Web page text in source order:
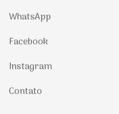
WhatsApp
Facebook
Instagram
Contato